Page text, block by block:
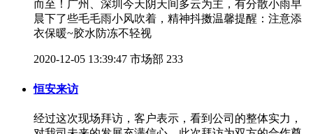
而至！广州、深圳今天阴天间多云为主，有分散小雨早
晨下了些毛毛雨小风吹着，精神抖擞温馨提醒：注意添
衣保暖~胶水防冻不轻视
2020-12-05 13:39:47 市场部 233
恒安来访
经过这次现场拜访，客户表示，看到公司的整体实力，